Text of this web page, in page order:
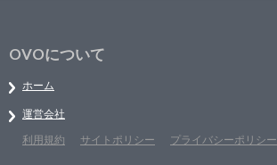
OVOについて
ホーム
運営会社
利用規約
サイトポリシー プライバシーポリシー